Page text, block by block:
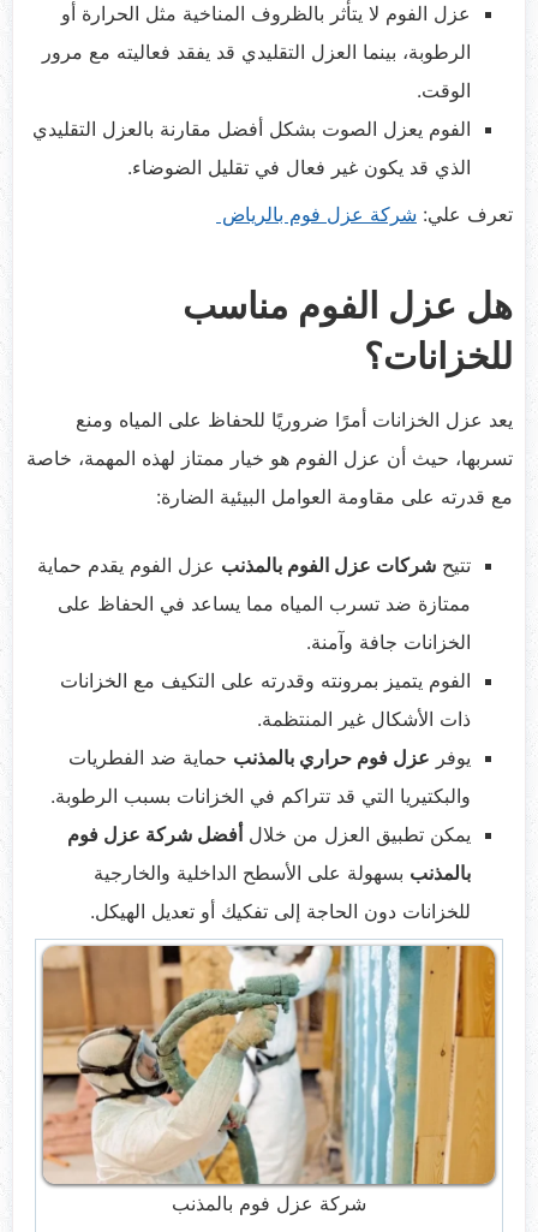
عزل الفوم لا يتأثر بالظروف المناخية مثل الحرارة أو
الرطوبة، بينما العزل التقليدي قد يفقد فعاليته مع مرور
الوقت.
الفوم يعزل الصوت بشكل أفضل مقارنة بالعزل التقليدي
الذي قد يكون غير فعال في تقليل الضوضاء.
تعرف علي: شركة عزل فوم بالرياض
هل عزل الفوم مناسب
للخزانات؟
يعد عزل الخزانات أمرًا ضروريًا للحفاظ على المياه ومنع
تسربها، حيث أن عزل الفوم هو خيار ممتاز لهذه المهمة، خاصة
مع قدرته على مقاومة العوامل البيئية الضارة:
تتيح شركات عزل الفوم بالمذنب عزل الفوم يقدم حماية
ممتازة ضد تسرب المياه مما يساعد في الحفاظ على
الخزانات جافة وآمنة.
الفوم يتميز بمرونته وقدرته على التكيف مع الخزانات
ذات الأشكال غير المنتظمة.
يوفر عزل فوم حراري بالمذنب حماية ضد الفطريات
والبكتيريا التي قد تتراكم في الخزانات بسبب الرطوبة.
يمكن تطبيق العزل من خلال أفضل شركة عزل فوم
بالمذنب بسهولة على الأسطح الداخلية والخارجية
للخزانات دون الحاجة إلى تفكيك أو تعديل الهيكل.
شركة عزل فوم بالمذنب